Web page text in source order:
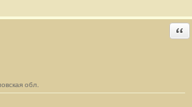
обл.